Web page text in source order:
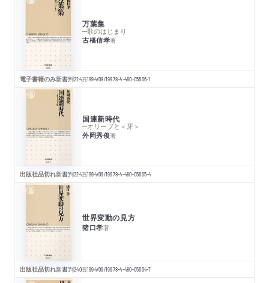
万葉集
─歌のはじまり
古橋信孝著
電子書籍のみ新書判224頁1994/09/19978-4-480-05606-1
国連新時代
─オリーブと＜牙＞
外岡秀俊著
出版社品切れ新書判224頁1994/09/19978-4-480-05605-4
世界変動の見方
猪口孝著
出版社品切れ新書判240頁1994/09/19978-4-480-05604-7